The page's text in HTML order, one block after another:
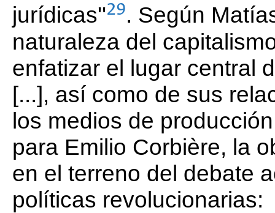
jurídicas''29. Según
naturaleza del
enfatizar el lugar central
[...], así como de sus
los medios de
para Emilio Corbière, la
en el terreno del debate
políticas revolucionarias: